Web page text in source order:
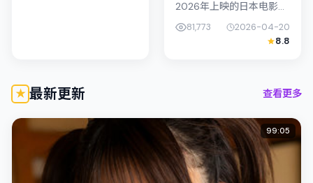
2026年上映的日本电影喜
剧作品，由黑泽清执导。
影片以真实细腻的笔触描
写普通人处境，杨紫琼与
81,773
2026-04-20
8.8
最新更新 查看更多
99:05